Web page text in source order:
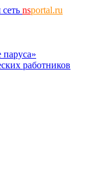
nsportal.ru
работников